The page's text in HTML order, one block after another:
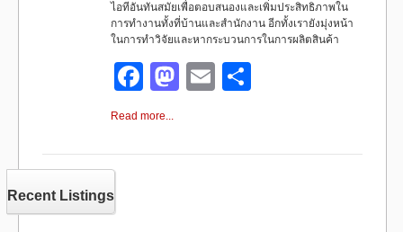
ไอทีอันทันสมัยเพื่อตอบสนองและเพิ่มประสิทธิภาพใน
การทำงานทั้งที่บ้านและสำนักงาน อีกทั้งเรายังมุ่งหน้า
ในการทำวิจัยและหากระบวนการในการผลิตสินค้า
F
a
e
M
o
E
e
Read more...
Recent Listings